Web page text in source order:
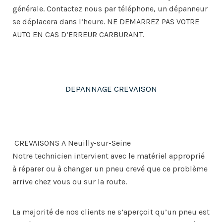
générale. Contactez nous par téléphone, un dépanneur
se déplacera dans l’heure. NE DEMARREZ PAS VOTRE
AUTO EN CAS D’ERREUR CARBURANT.
DEPANNAGE CREVAISON
CREVAISONS A Neuilly-sur-Seine
Notre technicien intervient avec le matériel approprié
à réparer ou à changer un pneu crevé que ce problème
arrive chez vous ou sur la route.
La majorité de nos clients ne s’aperçoit qu’un pneu est